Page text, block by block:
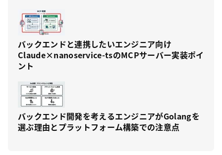
バックエンドと連携したいエンジニア向け
Claude×nanoservice-tsのMCPサーバー実装ポイ
ント
バックエンド開発を考えるエンジニアがGolangを
選ぶ理由とプラットフォーム構築での注意点